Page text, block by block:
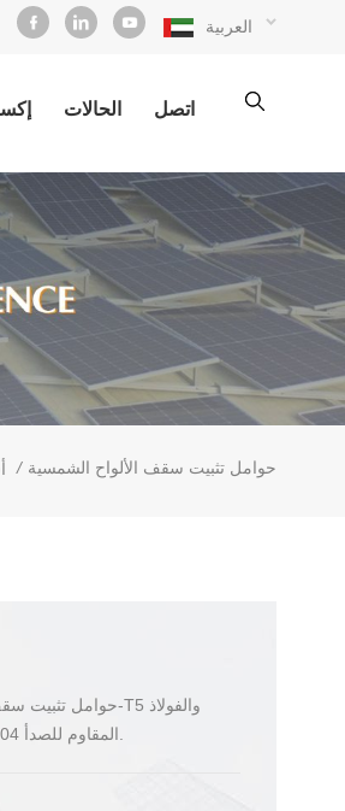
العربية
الحالات اتصل
/ حوامل تثبيت سقف الألواح الشمسية